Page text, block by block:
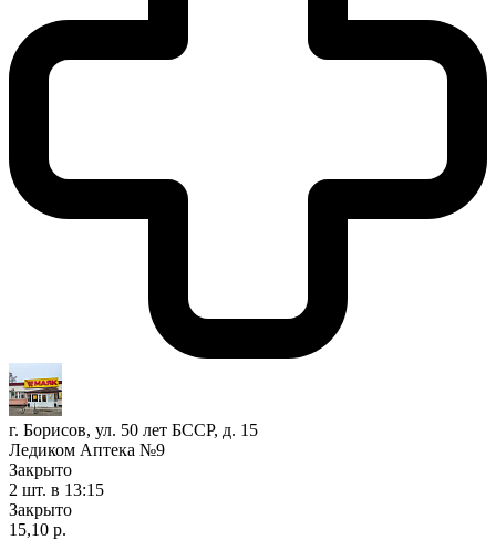
г. Борисов, ул. 50 лет БССР, д. 15
Ледиком Аптека №9
Закрыто
2 шт. в 13:15
Закрыто
15,10 р.